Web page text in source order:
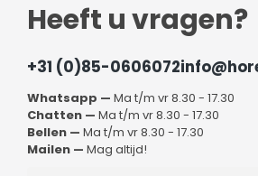
Heeft u vragen?
+31 (0)85-0606072
Whatsapp — Ma t/m vr 8.30 - 17.30
Chatten — Ma t/m vr 8.30 - 17.30
Bellen — Ma t/m vr 8.30 - 17.30
Mailen — Mag altijd!